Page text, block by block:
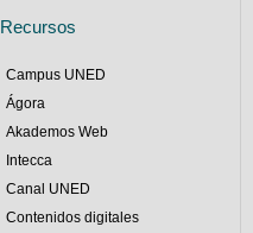
Recursos
Campus UNED
Ágora
Akademos Web
Intecca
Canal UNED
Contenidos digitales